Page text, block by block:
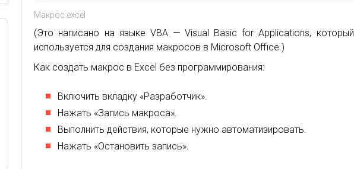
Макрос excel
(Это написано на языке VBA — Visual Basic for Applications, который
используется для создания макросов в Microsoft Office.)
Как создать макрос в Excel без программирования:
Включить вкладку «Разработчик».
Нажать «Запись макроса».
Выполнить действия, которые нужно автоматизировать.
Нажать «Остановить запись».